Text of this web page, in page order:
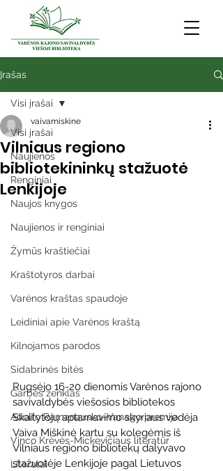
Įrašas
Visi įrašai
Naujienos
Renginiai
Naujos knygos
Naujienos ir renginiai
Žymūs kraštiečiai
Kraštotyros darbai
Varėnos kraštas spaudoje
Leidiniai apie Varėnos kraštą
Kilnojamos parodos
Sidabrinės bitės
Garbės ženklas
Adolfo Ramanausko–Vanago premija
Vinco Krėvės-Mickevičiaus literatūr
Literatai
Visi įrašai
Vilniaus regiono
bibliotekininkų stažuotė
Lenkijoje
vaivamiskine
Rugsėjo 16-20 dienomis Varėnos rajono
savivaldybės viešosios bibliotekos
Skaitytojų aptarnavimo skyriaus vedėja
Vaiva Miškinė kartu su kolegėmis iš
Vilniaus regiono bibliotekų dalyvavo
stažuotėje Lenkijoje pagal Lietuvos